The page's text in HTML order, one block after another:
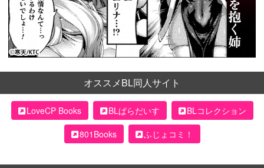
オススメBL同人サイト
LoveCP Books BLぱらだいす
BLコレクション
801Books
ふじょコミ！